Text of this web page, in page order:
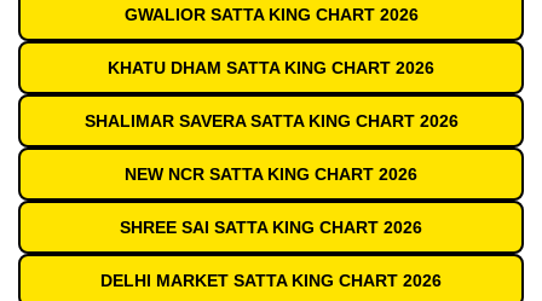
GWALIOR SATTA KING CHART 2026
KHATU DHAM SATTA KING CHART 2026
SHALIMAR SAVERA SATTA KING CHART 2026
NEW NCR SATTA KING CHART 2026
SHREE SAI SATTA KING CHART 2026
DELHI MARKET SATTA KING CHART 2026